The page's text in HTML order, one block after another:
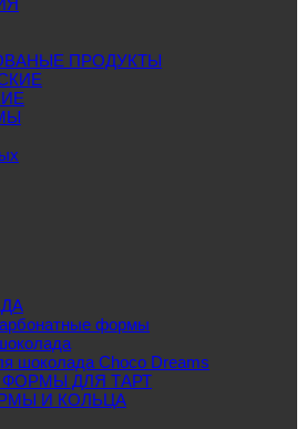
ПРОДУКТЫ
формы
шоколада Choco Dreams
ДЛЯ ТАРТ
И КОЛЬЦА